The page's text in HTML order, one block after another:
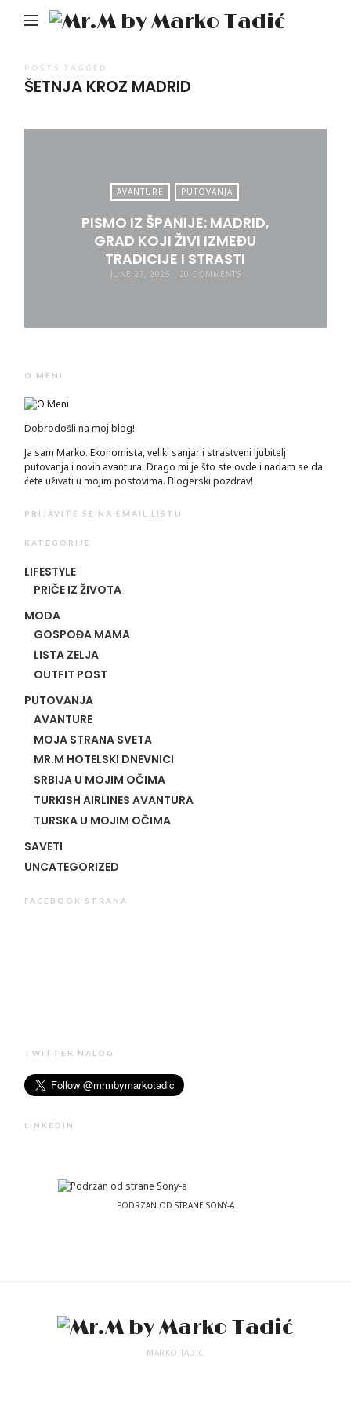
Mr.M
POSTS TAGGED
ŠETNJA KROZ MADRID
AVANTURE PUTOVANJA
PISMO IZ ŠPANIJE: MADRID,
GRAD KOJI ŽIVI IZMEĐU
TRADICIJE I STRASTI
JUNE 27, 2025 20 COMMENTS
O MENI
Dobrodošli na moj blog!
Ja sam Marko. Ekonomista, veliki sanjar i strastveni ljubitelj
putovanja i novih avantura. Drago mi je što ste ovde i nadam se da
ćete uživati u mojim postovima. Blogerski pozdrav!
PRIJAVITE SE NA EMAIL LISTU
KATEGORIJE
LIFESTYLE
PRIČE IZ ŽIVOTA
MODA
GOSPOĐA MAMA
LISTA ZELJA
OUTFIT POST
PUTOVANJA
AVANTURE
MOJA STRANA SVETA
MR.M HOTELSKI DNEVNICI
SRBIJA U MOJIM OČIMA
TURKISH AIRLINES AVANTURA
TURSKA U MOJIM OČIMA
SAVETI
UNCATEGORIZED
FACEBOOK STRANA
TWITTER NALOG
LINKEDIN
PODRZAN OD STRANE SONY-A
MARKO TADIC